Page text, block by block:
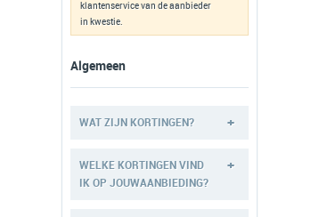
klantenservice van de aanbieder
in kwestie.
Algemeen
WAT ZIJN KORTINGEN? +
WELKE KORTINGEN VIND
IK OP JOUWAANBIEDING?
+